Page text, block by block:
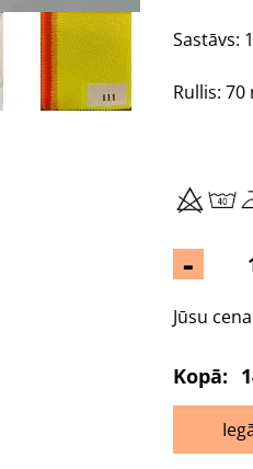
Sastāvs:
Rullis: 70
-
Jūsu
Kopā: